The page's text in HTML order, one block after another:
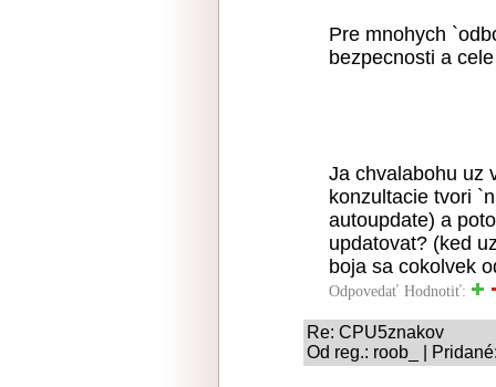
Pre mnohych
bezpecnosti a
Ja chvalabohu uz
konzultacie tvori
autoupdate) a
updatovat? (ked
boja sa cokolvek
Odpovedať Hodnotiť:
Re: CPU5znakov
Od reg.: roob_ |